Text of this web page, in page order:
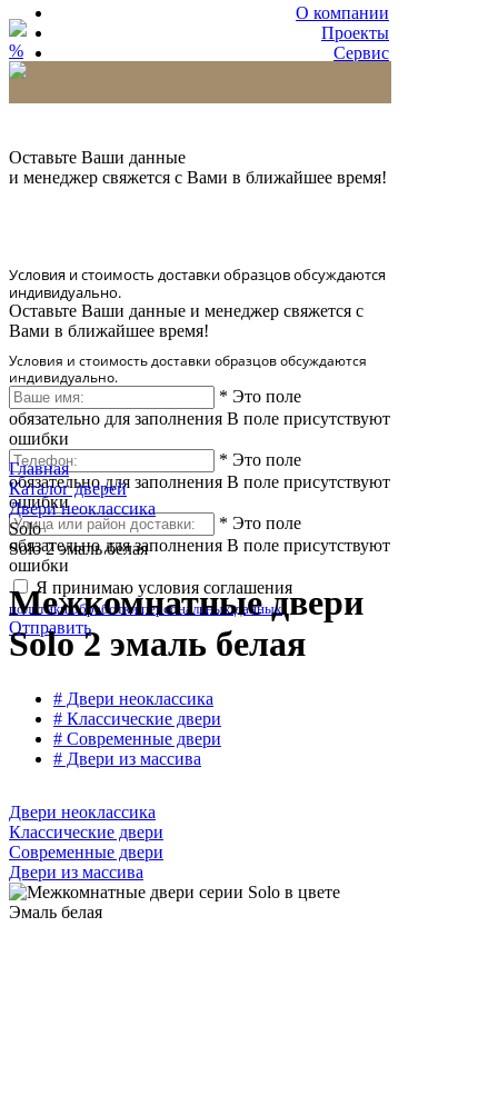
О компании
Проекты
Сервис
%
Оставьте Ваши данные
и менеджер свяжется с Вами в ближайшее время!
Условия и стоимость доставки образцов обсуждаются
индивидуально.
Оставьте Ваши данные и менеджер свяжется с
Вами в ближайшее время!
Условия и стоимость доставки образцов обсуждаются
индивидуально.
* Это поле
обязательно для заполнения В поле присутствуют
ошибки
* Это поле
обязательно для заполнения В поле присутствуют
ошибки
* Это поле
обязательно для заполнения В поле присутствуют
ошибки
Я принимаю условия соглашения
политики обработки персональных данных
Отправить
Главная
Каталог дверей
Двери неоклассика
Solo
Solo 2 эмаль белая
Межкомнатные двери
Solo 2 эмаль белая
# Двери неоклассика
# Классические двери
# Современные двери
# Двери из массива
Двери неоклассика
Классические двери
Современные двери
Двери из массива